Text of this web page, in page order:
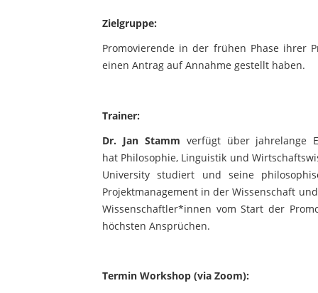
Zielgruppe:
Promovierende in der frühen Phase ihrer
einen Antrag auf Annahme gestellt haben.
Trainer:
Dr. Jan Stamm verfügt über jahrelange
hat Philosophie, Linguistik und
University studiert und seine
Projektmanagement in der Wissenschaft
Wissenschaftler*innen vom Start der
höchsten Ansprüchen.
Termin Workshop (via Zoom):